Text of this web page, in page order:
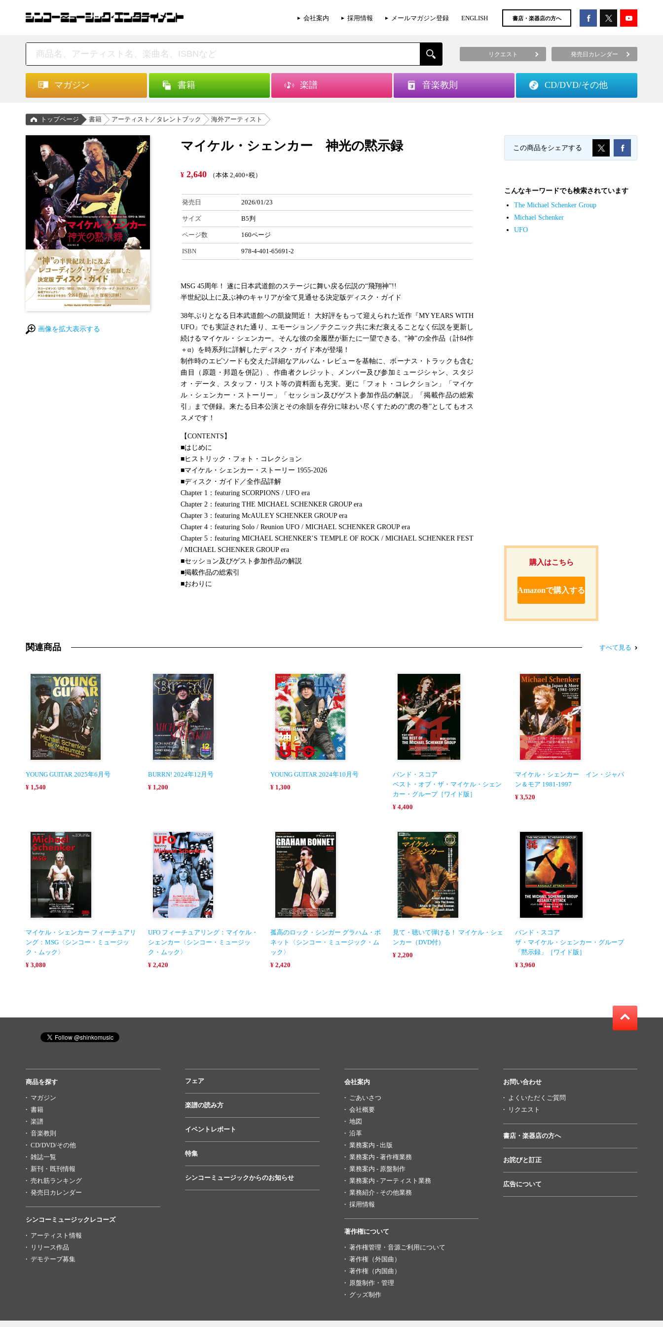
会社案内 採用情報 メールマガジン登録 ENGLISH 書店・楽器店の方へ
リクエスト 発売日カレンダー
マガジン 書籍 楽譜 音楽教則 CD/DVD/その他
トップページ 書籍 アーティスト／タレントブック 海外アーティスト
画像を拡大表示する
マイケル・シェンカー 神光の黙示録
¥ 2,640 （本体 2,400+税）
発売日 2026/01/23
サイズ B5判
ページ数 160ページ
ISBN 978-4-401-65691-2
MSG 45周年！ 遂に日本武道館のステージに舞い戻る伝説の“飛翔神”!!
半世紀以上に及ぶ神のキャリアが全て見通せる決定版ディスク・ガイド
38年ぶりとなる日本武道館への凱旋間近！ 大好評をもって迎えられた近作『MY YEARS WITH
UFO』でも実証された通り、エモーション／テクニック共に未だ衰えることなく伝説を更新し
続けるマイケル・シェンカー。そんな彼の全履歴が新たに一望できる、“神”の全作品（計84作
＋α）を時系列に詳解したディスク・ガイド本が登場！
制作時のエピソードも交えた詳細なアルバム・レビューを基軸に、ボーナス・トラックも含む
曲目（原題・邦題を併記）、作曲者クレジット、メンバー及び参加ミュージシャン、スタジ
オ・データ、スタッフ・リスト等の資料面も充実。更に「フォト・コレクション」「マイケ
ル・シェンカー・ストーリー」「セッション及びゲスト参加作品の解説」「掲載作品の総索
引」まで併録。来たる日本公演とその余韻を存分に味わい尽くすための“虎の巻”としてもオス
スメです！
【CONTENTS】
■はじめに
■ヒストリック・フォト・コレクション
■マイケル・シェンカー・ストーリー 1955-2026
■ディスク・ガイド／全作品詳解
Chapter 1：featuring SCORPIONS / UFO era
Chapter 2：featuring THE MICHAEL SCHENKER GROUP era
Chapter 3：featuring McAULEY SCHENKER GROUP era
Chapter 4：featuring Solo / Reunion UFO / MICHAEL SCHENKER GROUP era
Chapter 5：featuring MICHAEL SCHENKER’S TEMPLE OF ROCK / MICHAEL SCHENKER FEST
/ MICHAEL SCHENKER GROUP era
■セッション及びゲスト参加作品の解説
■掲載作品の総索引
■おわりに
購入はこちら
Amazonで購入する
この商品をシェアする
こんなキーワードでも検索されています
The Michael Schenker Group
Michael Schenker
UFO
関連商品 すべて見る
YOUNG GUITAR 2025年6月号
¥ 1,540
BURRN! 2024年12月号
¥ 1,200
YOUNG GUITAR 2024年10月号
¥ 1,300
バンド・スコア
ベスト・オブ・ザ・マイケル・シェン
カー・グループ［ワイド版］
¥ 4,400
マイケル・シェンカー イン・ジャパ
ン＆モア 1981-1997
¥ 3,520
マイケル・シェンカー フィーチュアリ
ング：MSG〈シンコー・ミュージッ
ク・ムック〉
¥ 3,080
UFO フィーチュアリング：マイケル・
シェンカー〈シンコー・ミュージッ
ク・ムック〉
¥ 2,420
孤高のロック・シンガー グラハム・ボ
ネット〈シンコー・ミュージック・ム
ック〉
¥ 2,420
見て・聴いて弾ける！ マイケル・シェ
ンカー（DVD付）
¥ 2,200
バンド・スコア
ザ・マイケル・シェンカー・グループ
「黙示録」［ワイド版］
¥ 3,960
商品を探す
マガジン
書籍
楽譜
音楽教則
CD/DVD/その他
雑誌一覧
新刊・既刊情報
売れ筋ランキング
発売日カレンダー
シンコーミュージックレコーズ
アーティスト情報
リリース作品
デモテープ募集
フェア
楽譜の読み方
イベントレポート
特集
シンコーミュージックからのお知らせ
会社案内
ごあいさつ
会社概要
地図
沿革
業務案内 - 出版
業務案内 - 著作権業務
業務案内 - 原盤制作
業務案内 - アーティスト業務
業務紹介 - その他業務
採用情報
著作権について
著作権管理・音源ご利用について
著作権（外国曲）
著作権（内国曲）
原盤制作・管理
グッズ制作
お問い合わせ
よくいただくご質問
リクエスト
書店・楽器店の方へ
お詫びと訂正
広告について